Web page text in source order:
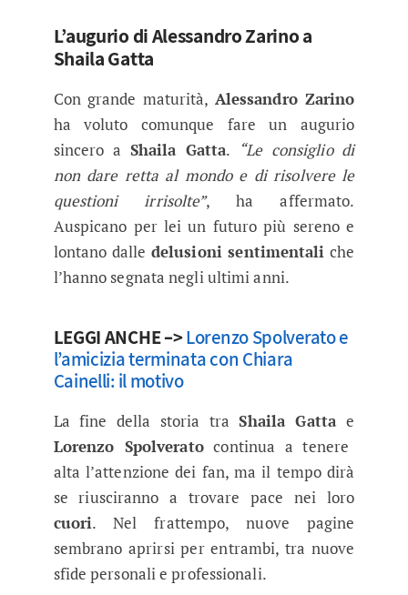
L’augurio di Alessandro Zarino a
Shaila Gatta
Con grande maturità, Alessandro Zarino
ha voluto comunque fare un augurio
sincero a Shaila Gatta.
“Le consiglio di
non dare retta al mondo e di risolvere le
questioni irrisolte”, ha affermato.
Auspicano per lei un futuro più sereno e
lontano dalle delusioni sentimentali che
l’hanno segnata negli ultimi anni.
LEGGI ANCHE –>Lorenzo Spolverato e
l’amicizia terminata con Chiara
Cainelli: il motivo
La fine della storia traShaila Gattae
Lorenzo Spolveratocontinua a tenere
alta l’attenzione dei fan, ma il tempo dirà
se riusciranno a trovare pace nei loro
cuori. Nel frattempo, nuove pagine
sembrano aprirsi per entrambi, tra nuove
sfide personali e professionali.